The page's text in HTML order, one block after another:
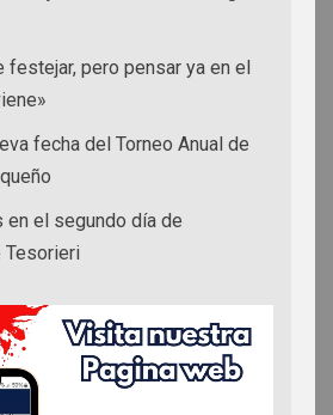
festejar, pero pensar ya en el
fecha del Torneo Anual de
en el segundo día de
Tesorieri